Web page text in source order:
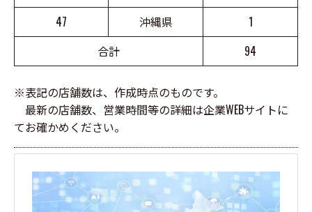
47
沖縄県
1
合計
94
※表記の店舗数は、作成時点のものです。
最新の店舗数、営業時間等の詳細は企業WEBサイトに
てお確かめください。